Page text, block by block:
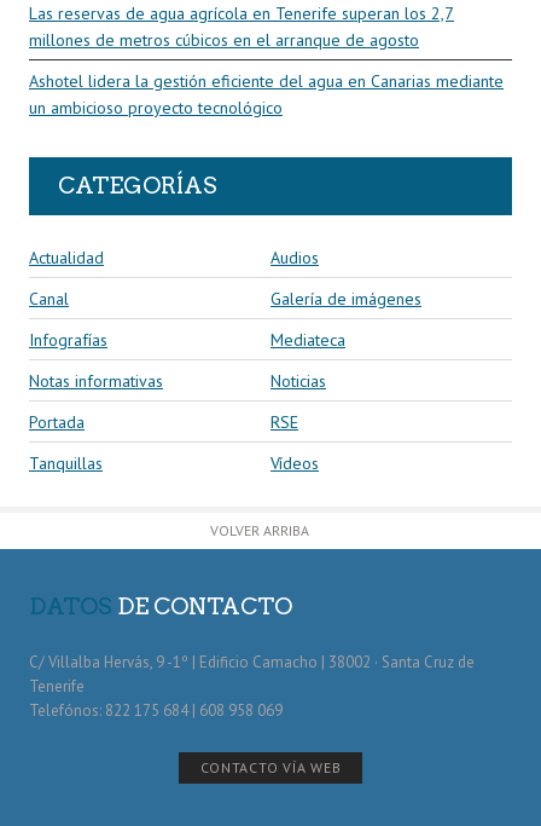
Las reservas de agua agrícola en Tenerife superan los 2,7
millones de metros cúbicos en el arranque de agosto
Ashotel lidera la gestión eficiente del agua en Canarias mediante
un ambicioso proyecto tecnológico
CATEGORÍAS
Actualidad
Audios
Canal
Galería de imágenes
Infografías
Mediateca
Notas informativas
Noticias
Portada
RSE
Tanquillas
Vídeos
VOLVER ARRIBA
DATOS DE CONTACTO
C/ Villalba Hervás, 9 -1º | Edificio Camacho | 38002 · Santa Cruz de
Tenerife
Telefónos: 822 175 684 | 608 958 069
CONTACTO VÍA WEB